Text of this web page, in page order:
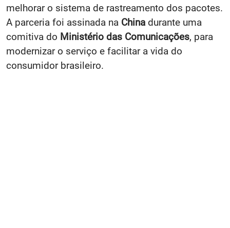
melhorar o sistema de rastreamento dos pacotes.
A parceria foi assinada na China durante uma
comitiva do Ministério das Comunicações, para
modernizar o serviço e facilitar a vida do
consumidor brasileiro.